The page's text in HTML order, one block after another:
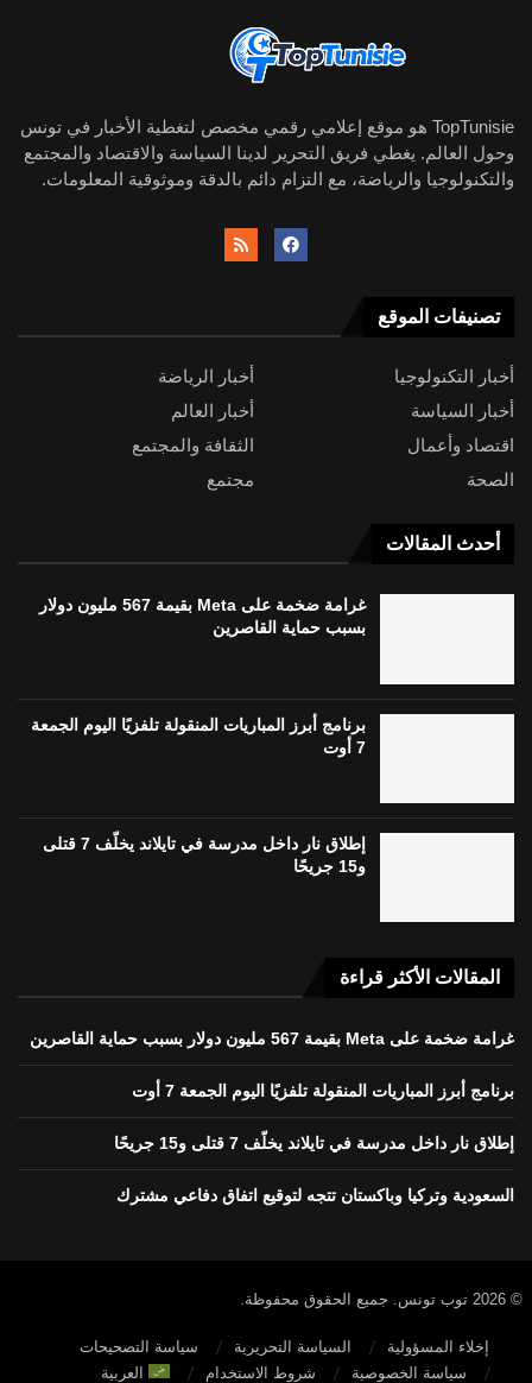
TopTunisie هو موقع إعلامي رقمي مخصص لتغطية الأخبار في تونس
وحول العالم. يغطي فريق التحرير لدينا السياسة والاقتصاد والمجتمع
والتكنولوجيا والرياضة، مع التزام دائم بالدقة وموثوقية المعلومات.
تصنيفات الموقع
أخبار التكنولوجيا
أخبار الرياضة
أخبار السياسة
أخبار العالم
اقتصاد وأعمال
الثقافة والمجتمع
الصحة
مجتمع
أحدث المقالات
غرامة ضخمة على Meta بقيمة 567 مليون دولار
بسبب حماية القاصرين
برنامج أبرز المباريات المنقولة تلفزيًا اليوم الجمعة
7 أوت
إطلاق نار داخل مدرسة في تايلاند يخلّف 7 قتلى
و15 جريحًا
المقالات الأكثر قراءة
غرامة ضخمة على Meta بقيمة 567 مليون دولار بسبب حماية القاصرين
برنامج أبرز المباريات المنقولة تلفزيًا اليوم الجمعة 7 أوت
إطلاق نار داخل مدرسة في تايلاند يخلّف 7 قتلى و15 جريحًا
السعودية وتركيا وباكستان تتجه لتوقيع اتفاق دفاعي مشترك
© 2026 توب تونس. جميع الحقوق محفوظة.
إخلاء المسؤولية السياسة التحريرية
سياسة التصحيحات
سياسة الخصوصية
شروط الاستخدام العربية